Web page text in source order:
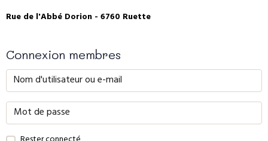
Rue de l'Abbé Dorion - 6760 Ruette
Connexion membres